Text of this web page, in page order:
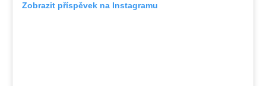
Zobrazit příspěvek na Instagramu